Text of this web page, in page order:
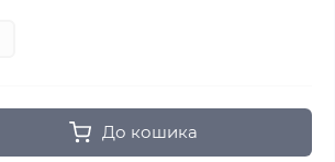
До кошика